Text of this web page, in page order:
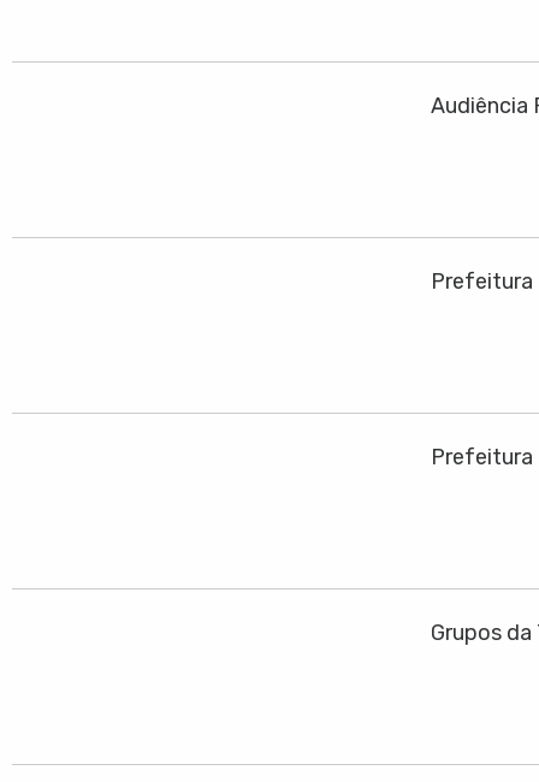
Audiência
Prefeitura
Prefeitura
Grupos